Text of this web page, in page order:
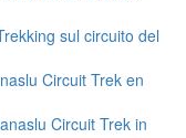
sul circuito del
Circuit Trek en
Circuit Trek in